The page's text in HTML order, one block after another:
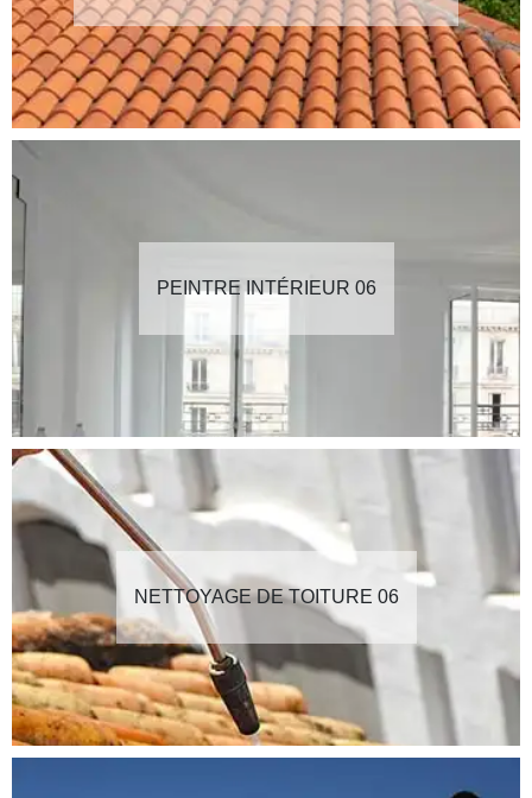
PEINTRE INTÉRIEUR 06
NETTOYAGE DE TOITURE 06